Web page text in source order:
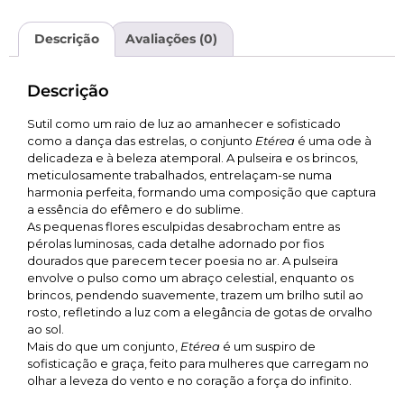
Descrição Avaliações (0)
Descrição
Sutil como um raio de luz ao amanhecer e sofisticado
como a dança das estrelas, o conjunto Etérea é uma ode à
delicadeza e à beleza atemporal. A pulseira e os brincos,
meticulosamente trabalhados, entrelaçam-se numa
harmonia perfeita, formando uma composição que captura
a essência do efêmero e do sublime.
As pequenas flores esculpidas desabrocham entre as
pérolas luminosas, cada detalhe adornado por fios
dourados que parecem tecer poesia no ar. A pulseira
envolve o pulso como um abraço celestial, enquanto os
brincos, pendendo suavemente, trazem um brilho sutil ao
rosto, refletindo a luz com a elegância de gotas de orvalho
ao sol.
Mais do que um conjunto, Etérea é um suspiro de
sofisticação e graça, feito para mulheres que carregam no
olhar a leveza do vento e no coração a força do infinito.